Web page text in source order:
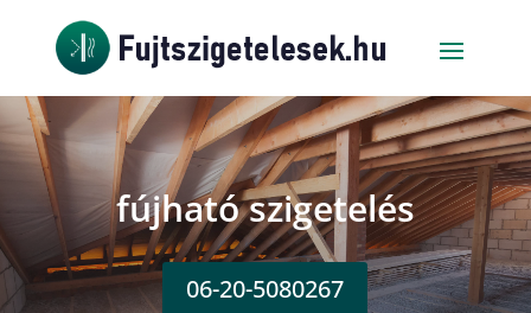
fújható szigetelés
06-20-5080267